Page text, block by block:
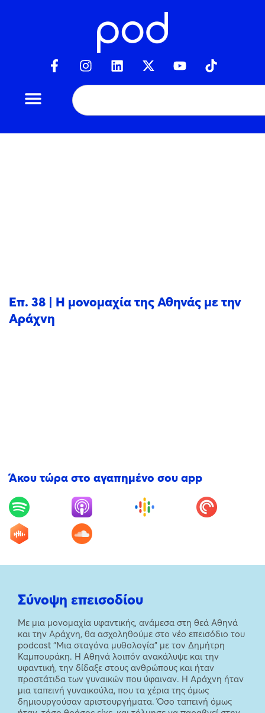
Επ. 38 | Η μονομαχία της Αθηνάς με την
Αράχνη
Άκου τώρα στο αγαπημένο σου app
Σύνοψη επεισοδίου
Με μια μονομαχία υφαντικής, ανάμεσα στη θεά Αθηνά
και την Αράχνη, θα ασχοληθούμε στο νέο επεισόδιο του
podcast “Μια σταγόνα μυθολογία” με τον Δημήτρη
Καμπουράκη. Η Αθηνά λοιπόν ανακάλυψε και την
υφαντική, την δίδαξε στους ανθρώπους και ήταν
προστάτιδα των γυναικών που ύφαιναν. Η Αράχνη ήταν
μια ταπεινή γυναικούλα, που τα χέρια της όμως
δημιουργούσαν αριστουργήματα. Όσο ταπεινή όμως